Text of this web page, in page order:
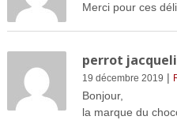
Merci pour ces
perrot
19 décembre 2019 |
Bonjour,
la marque du